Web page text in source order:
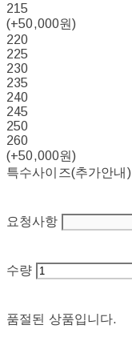
215
(+50,000원)
220
225
230
235
240
245
250
260
(+50,000원)
특수사이즈(추가안내)
요청사항
수량
품절된 상품입니다.